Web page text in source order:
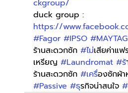
ckgroup/
duck group :
https://
#Fagor #IPSO #MAYTAG
ร้านสะดวกซัก #ไมเสียค่าแฟ
เหรียญ #Laundromat #ร
ร้านสะดวกซัก #เครองซักผ้
#Passive #ธุรกิจน่าสนใจ